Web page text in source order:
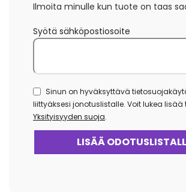
Ilmoita minulle kun tuote on taas
Syötä sähköpostiosoite
Sinun on hyväksyttävä
liittyäksesi jonotuslistalle. Voit lukea lisää
Yksityisyyden suoja.